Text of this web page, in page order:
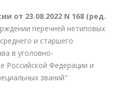
от 23.08.2022 N 168 (ред.
перечней нетиповых
и старшего
в уголовно-
Российской Федерации и
званий"